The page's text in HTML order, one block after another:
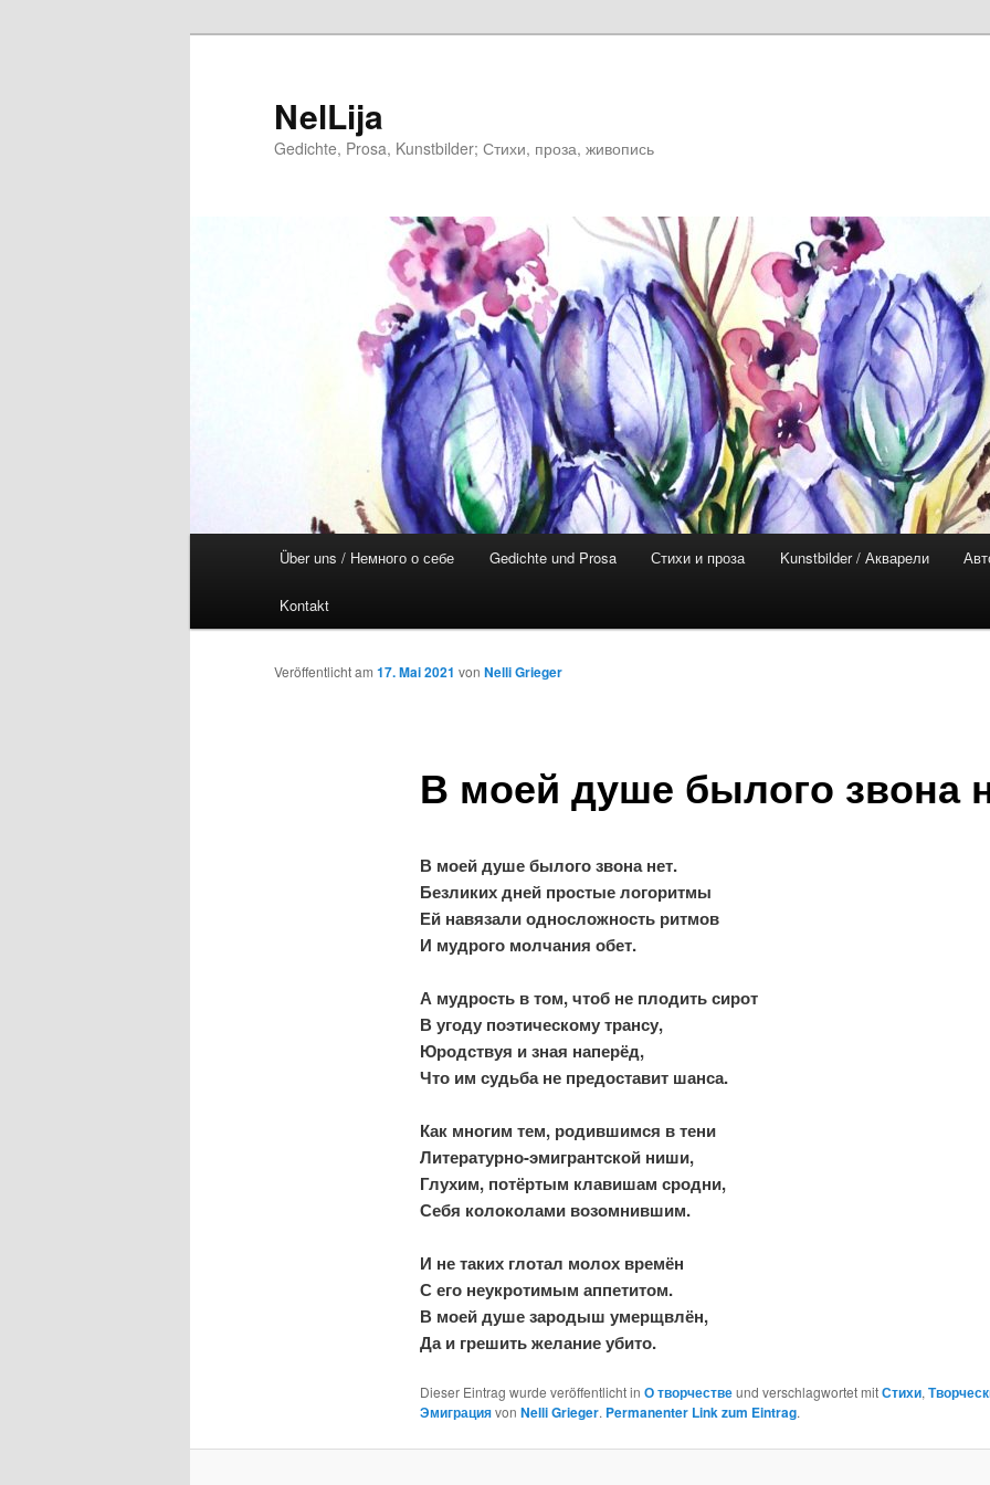
NelLija
Gedichte, Prosa, Kunstbilder; Стихи, проза, живопись
Über uns / Немного о себе Gedichte und Prosa Стихи и проза Kunstbilder / Акварели
Kontakt
В моей душе былого звона
Veröffentlicht am 17. Mai 2021 von Nelli Grieger
В моей душе былого звона нет.
Безликих дней простые логоритмы
Ей навязали односложность ритмов
И мудрого молчания обет.
А мудрость в том, чтоб не плодить сирот
В угоду поэтическому трансу,
Юродствуя и зная наперёд,
Что им судьба не предоставит шанса.
Как многим тем, родившимся в тени
Литературно-эмигрантской ниши,
Глухим, потёртым клавишам сродни,
Себя колоколами возомнившим.
И не таких глотал молох времён
С его неукротимым аппетитом.
В моей душе зародыш умерщвлён,
Да и грешить желание убито.
Dieser Eintrag wurde veröffentlicht in О творчествеund verschlagwortet mitСтихи,
Эмиграцияvon Nelli Grieger. Permanenter Link zum Eintrag.